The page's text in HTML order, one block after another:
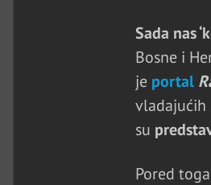
Sada nas
Bosne i
je portal
vladajućih
su
Pored